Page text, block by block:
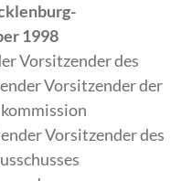
1998
Vorsitzender des
Vorsitzender der
Vorsitzender des